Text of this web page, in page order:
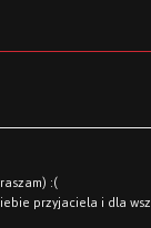
:(
przyjaciela i dla